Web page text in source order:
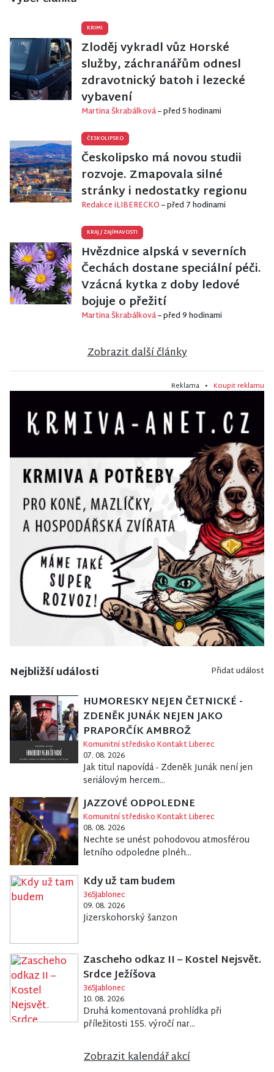
KRIMI
Zloděj vykradl vůz Horské
služby, záchranářům odnesl
zdravotnický batoh i lezecké
vybavení
Martina Škrabálková– před 5 hodinami
ČESKOLIPSKO
Českolipsko má novou studii
rozvoje. Zmapovala silné
stránky i nedostatky regionu
Redakce iLIBERECKO– před 7 hodinami
KRAJ /ZAJÍMAVOSTI
Hvězdnice alpská v severních
Čechách dostane speciální péči.
Vzácná kytka z doby ledové
bojuje o přežití
Martina Škrabálková– před 9 hodinami
Zobrazit další články
Reklama • Koupit reklamu
Nejbližší události Přidat událost
HUMORESKY NEJEN ČETNICKÉ -
ZDENĚK JUNÁK NEJEN JAKO
PRAPORČÍK AMBROŽ
Komunitní středisko Kontakt Liberec
07. 08. 2026
Jak titul napovídá - Zdeněk Junák není jen
seriálovým hercem...
JAZZOVÉ ODPOLEDNE
Komunitní středisko Kontakt Liberec
08. 08. 2026
Nechte se unést pohodovou atmosférou
letního odpoledne plnéh...
Kdy už tam budem
365Jablonec
09. 08. 2026
Jizerskohorský šanzon
Zascheho odkaz II – Kostel Nejsvět.
Srdce Ježíšova
365Jablonec
10. 08. 2026
Druhá komentovaná prohlídka při
příležitosti 155. výročí nar...
Zobrazit kalendář akcí